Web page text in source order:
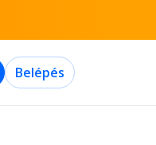
Belépés